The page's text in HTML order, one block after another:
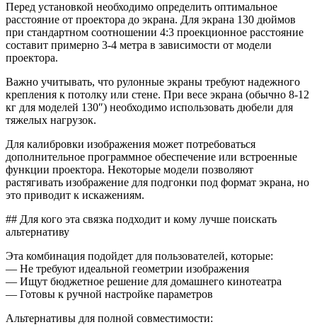
Перед установкой необходимо определить оптимальное
расстояние от проектора до экрана. Для экрана 130 дюймов
при стандартном соотношении 4:3 проекционное расстояние
составит примерно 3-4 метра в зависимости от модели
проектора.
Важно учитывать, что рулонные экраны требуют надежного
крепления к потолку или стене. При весе экрана (обычно 8-12
кг для моделей 130″) необходимо использовать дюбели для
тяжелых нагрузок.
Для калибровки изображения может потребоваться
дополнительное программное обеспечение или встроенные
функции проектора. Некоторые модели позволяют
растягивать изображение для подгонки под формат экрана, но
это приводит к искажениям.
## Для кого эта связка подходит и кому лучше поискать
альтернативу
Эта комбинация подойдет для пользователей, которые:
— Не требуют идеальной геометрии изображения
— Ищут бюджетное решение для домашнего кинотеатра
— Готовы к ручной настройке параметров
Альтернативы для полной совместимости: